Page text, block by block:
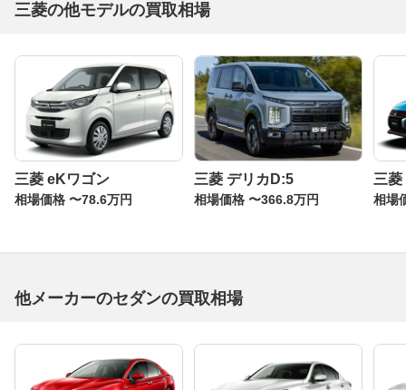
三菱の他モデルの買取相場
三菱 eKワゴン
相場価格 〜78.6万円
三菱 デリカD:5
相場価格 〜366.8万円
三菱
相場
他メーカーのセダンの買取相場